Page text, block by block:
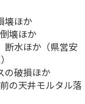
壊ほか
壊ほか
断水ほか（県営安
の破損ほか
の天井モルタル落